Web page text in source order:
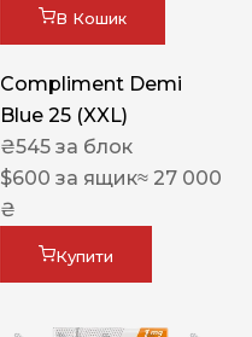
В Кошик
Compliment Demi
Blue 25 (XXL)
₴545 за блок
$600 за ящик≈ 27 000
₴
Купити